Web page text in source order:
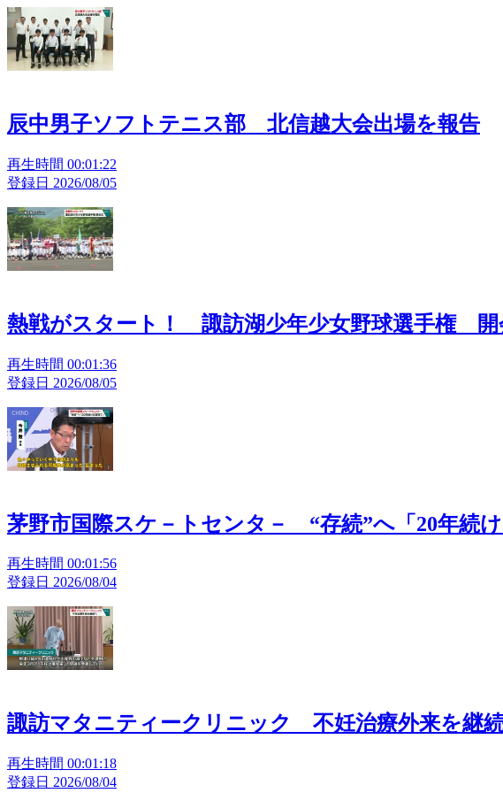
辰中男子ソフトテニス部 北信越大会出場を報告
再生時間 00:01:22
登録日 2026/08/05
熱戦がスタート！ 諏訪湖少年少女野球選手権 開
再生時間 00:01:36
登録日 2026/08/05
茅野市国際スケ－トセンタ－ “存続”へ「20年続
再生時間 00:01:56
登録日 2026/08/04
諏訪マタニティークリニック 不妊治療外来を継
再生時間 00:01:18
登録日 2026/08/04